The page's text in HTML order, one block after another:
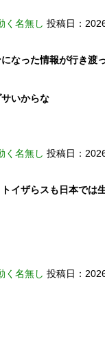
く名無し 投稿日：
なった情報が行き渡
いからな
く名無し 投稿日：
イザらスも日本では
く名無し 投稿日：